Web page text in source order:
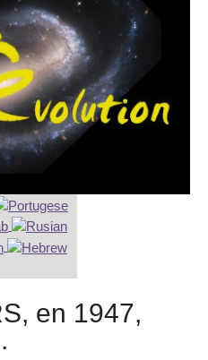
en 1947,